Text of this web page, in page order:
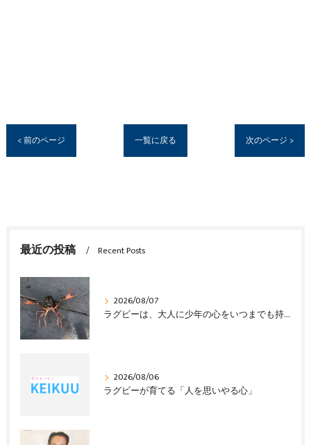
< 前のページ 一覧に戻る 次のページ >
最近の投稿 Recent Posts
2026/08/07
ラグビーは、大人に少年の心をいつまでも持ち続けさせる
2026/08/06
ラグビーが育てる「人を思いやる心」